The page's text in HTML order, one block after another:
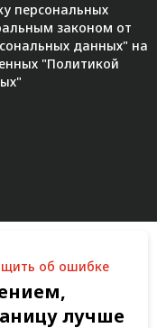
персональных
законом от
данных" на
"Политикой
об ошибке
лучше